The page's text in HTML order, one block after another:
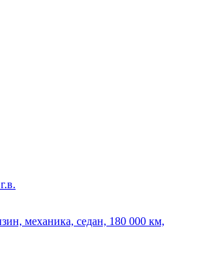
механика, седан, 180 000 км,